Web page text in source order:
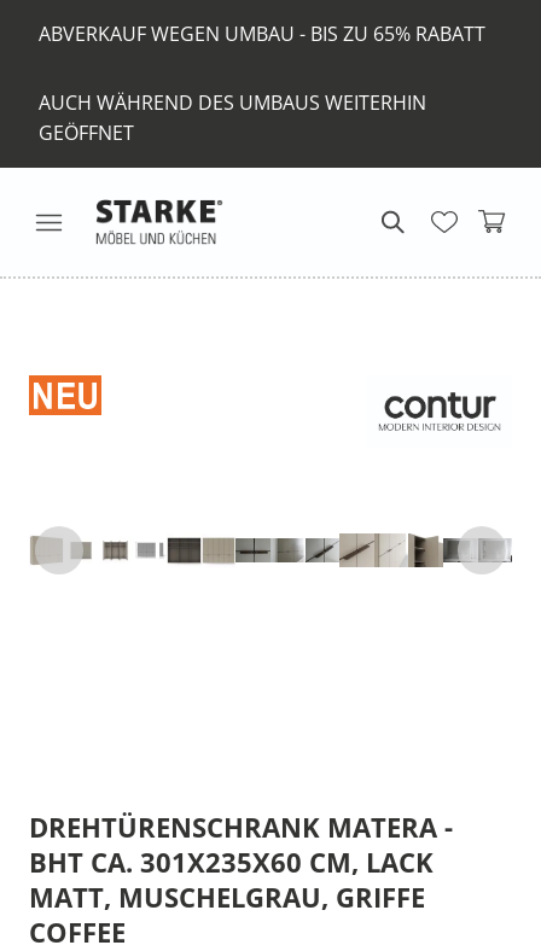
ABVERKAUF WEGEN UMBAU - BIS ZU 65% RABATT
AUCH WÄHREND DES UMBAUS WEITERHIN
GEÖFFNET
DREHTÜRENSCHRANK MATERA -
BHT CA. 301X235X60 CM, LACK
MATT, MUSCHELGRAU, GRIFFE
COFFEE